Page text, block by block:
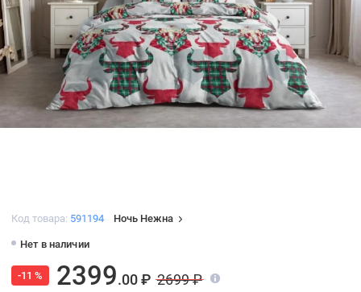
Код товара: 591194 Ночь Нежна
Нет в наличии
-11 % 2399.00 ₽ 2699 ₽